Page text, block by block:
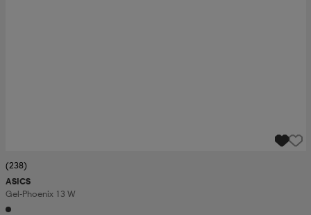
(238)
ASICS
Gel-Phoenix 13 W